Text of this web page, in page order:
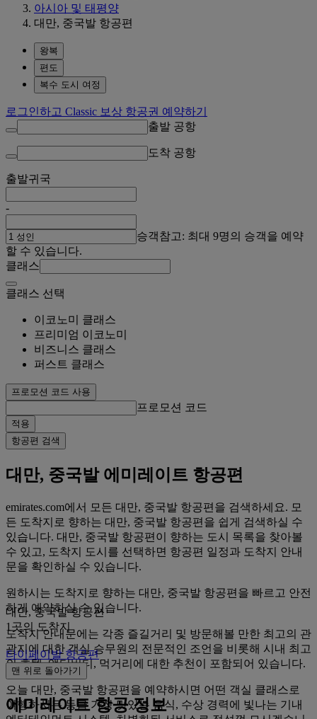
아시아 및 태평양
대만, 중국발 항공편
왕복
편도
복수 도시 여정
로그인하고 Classic 보상 항공권 예약하기
출발 공항
도착 공항
출발귀국
-
승객참고: 최대 9명의 승객을 예약
할 수 있습니다.
클래스
클래스 선택
이코노미 클래스
프리미엄 이코노미
비즈니스 클래스
퍼스트 클래스
프로모션 코드 사용
프로모션 코드
적용
항공편 검색
대만, 중국발 에미레이트 항공편
emirates.com에서 모든 대만, 중국발 항공편을 검색하세요. 모
든 도착지로 향하는 대만, 중국발 항공편을 쉽게 검색하실 수
있습니다. 대만, 중국발 항공편이 향하는 도시 목록을 찾아볼
수 있고, 도착지 도시를 선택하면 항공편 일정과 도착지 안내
문을 확인하실 수 있습니다.
원하시는 도착지로 향하는 대만, 중국발 항공편을 빠르고 안전
하게 예약하실 수 있습니다.
도착지 안내문에는 각종 즐길거리 및 방문해볼 만한 최고의 관
광지에 대한 객실 승무원의 전문적인 조언을 비롯해 시내 최고
의 호텔, 액티비티, 먹거리에 대한 추천이 포함되어 있습니다.
오늘 대만, 중국발 항공편을 예약하시면 어떤 객실 클래스로
여행하시든 동급 가장 맛있는 음식, 수상 경력에 빛나는 기내
대만, 중국발 항공편
1곳의 도착지
타이페이발 항공편
맨 위로 돌아가기
에미레이트 항공 정보